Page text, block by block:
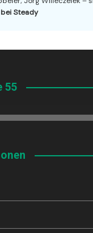
bei Steady
55